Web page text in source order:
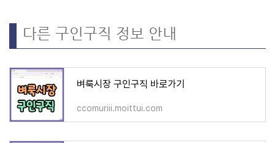
다른 구인구직 정보 안내
벼룩시장 구인구직 바로가기
ccomuriii.moittui.com